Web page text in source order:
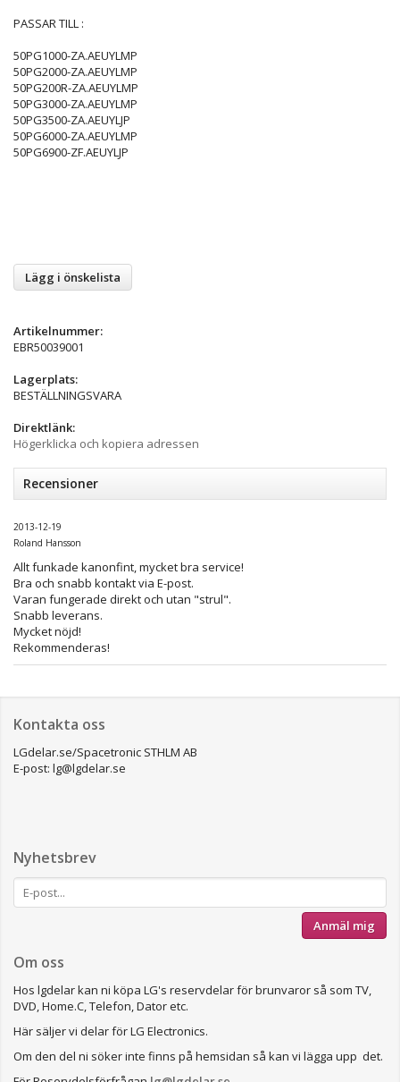
PASSAR TILL :
50PG1000-ZA.AEUYLMP
50PG2000-ZA.AEUYLMP
50PG200R-ZA.AEUYLMP
50PG3000-ZA.AEUYLMP
50PG3500-ZA.AEUYLJP
50PG6000-ZA.AEUYLMP
50PG6900-ZF.AEUYLJP
Lägg i önskelista
Artikelnummer:
EBR50039001
Lagerplats:
BESTÄLLNINGSVARA
Direktlänk:
Högerklicka och kopiera adressen
Recensioner
2013-12-19
Roland Hansson
Allt funkade kanonfint, mycket bra service!
Bra och snabb kontakt via E-post.
Varan fungerade direkt och utan "strul".
Snabb leverans.
Mycket nöjd!
Rekommenderas!
Kontakta oss
LGdelar.se/Spacetronic STHLM AB
E-post: lg@lgdelar.se
Nyhetsbrev
Anmäl mig
Om oss
Hos lgdelar kan ni köpa LG's reservdelar för brunvaror så som TV,
DVD, Home.C, Telefon, Dator etc.
Här säljer vi delar för LG Electronics.
Om den del ni söker inte finns på hemsidan så kan vi lägga upp det.